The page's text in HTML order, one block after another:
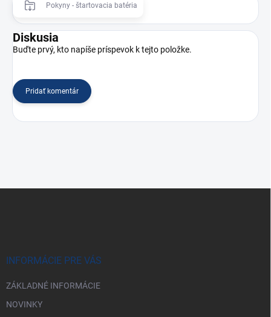
Pokyny - štartovacia batéria
Diskusia
Buďte prvý, kto napíše príspevok k tejto položke.
Pridať komentár
INFORMÁCIE PRE VÁS
ZÁKLADNÉ INFORMÁCIE
NOVINKY